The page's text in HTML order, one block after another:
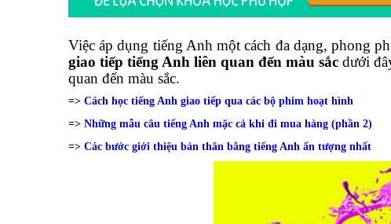
Việc áp dụng tiếng Anh một cách đa dạng, phong
giao tiếp tiếng Anh liên quan đến màu sắc dưới
quan đến màu sắc.
=> Cách học tiếng Anh giao tiếp qua các bộ phim hoạt hình
=> Những mẫu câu tiếng Anh mặc cả khi đi mua hàng (phần 2)
=> Các bước giới thiệu bản thân bằng tiếng Anh ấn tượng nhất